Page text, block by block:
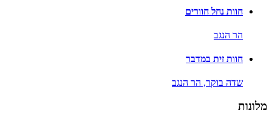
חוות נחל חוורים
הר הנגב
חוות זית במדבר
שדה בוקר, הר הנגב
מלונות